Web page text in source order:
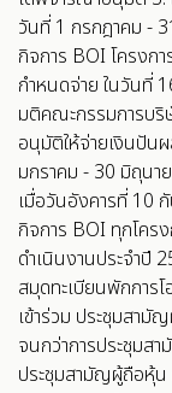
วันที่ 1 กรกฎาคม -
กิจการ BOI โครงก
กำหนดจ่าย ในวันที่
มติคณะกรรมการบ
อนุมัติให้จ่ายเงินปัน
มกราคม - 30 มิถุนา
เมื่อวันอังคารที่ 10
กิจการ BOI ทุกโคร
ดำเนินงานประจำปี
สมุดทะเบียนพักการ
เข้าร่วม ประชุมสา
จนกว่าการประชุมส
ประชุมสามัญผู้ถือหุ้น